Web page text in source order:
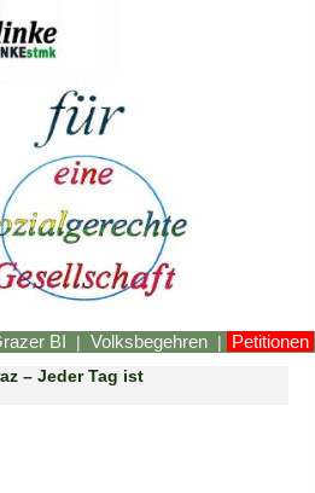
BI | Volksbegehren | Petitionen
– Jeder Tag ist